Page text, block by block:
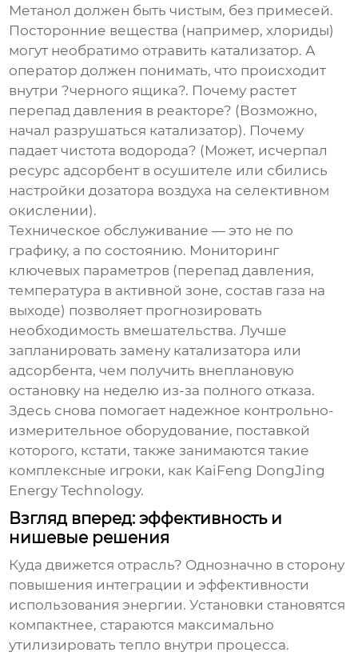
Метанол должен быть чистым, без примесей.
Посторонние вещества (например, хлориды)
могут необратимо отравить катализатор. А
оператор должен понимать, что происходит
внутри ?черного ящика?. Почему растет
перепад давления в реакторе? (Возможно,
начал разрушаться катализатор). Почему
падает чистота водорода? (Может, исчерпал
ресурс адсорбент в осушителе или сбились
настройки дозатора воздуха на селективном
окислении).
Техническое обслуживание — это не по
графику, а по состоянию. Мониторинг
ключевых параметров (перепад давления,
температура в активной зоне, состав газа на
выходе) позволяет прогнозировать
необходимость вмешательства. Лучше
запланировать замену катализатора или
адсорбента, чем получить внеплановую
остановку на неделю из-за полного отказа.
Здесь снова помогает надежное контрольно-
измерительное оборудование, поставкой
которого, кстати, также занимаются такие
комплексные игроки, как KaiFeng DongJing
Energy Technology.
Взгляд вперед: эффективность и
нишевые решения
Куда движется отрасль? Однозначно в сторону
повышения интеграции и эффективности
использования энергии. Установки становятся
компактнее, стараются максимально
утилизировать тепло внутри процесса.